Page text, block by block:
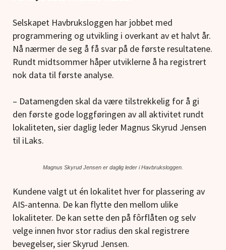
Selskapet Havbruksloggen har jobbet med
programmering og utvikling i overkant av et halvt år.
Nå nærmer de seg å få svar på de første resultatene.
Rundt midtsommer håper utviklerne å ha registrert
nok data til første analyse.
– Datamengden skal da være tilstrekkelig for å gi
den første gode loggføringen av all aktivitet rundt
lokaliteten, sier daglig leder Magnus Skyrud Jensen
til iLaks.
Magnus Skyrud Jensen er daglig leder i Havbruksloggen.
Kundene valgt ut én lokalitet hver for plassering av
AIS-antenna. De kan flytte den mellom ulike
lokaliteter. De kan sette den på fôrflåten og selv
velge innen hvor stor radius den skal registrere
bevegelser, sier Skyrud Jensen.